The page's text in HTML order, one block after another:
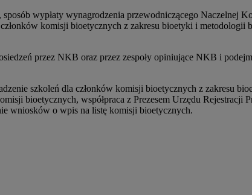
wypłaty wynagrodzenia przewodniczącego Naczelnej
komisji bioetycznych z zakresu bioetyki i metodologii
przez NKB oraz przez zespoły opiniujące NKB i
szkoleń dla członków komisji bioetycznych z zakresu
bioetycznych, współpraca z Prezesem Urzędu
wniosków o wpis na listę komisji bioetycznych.